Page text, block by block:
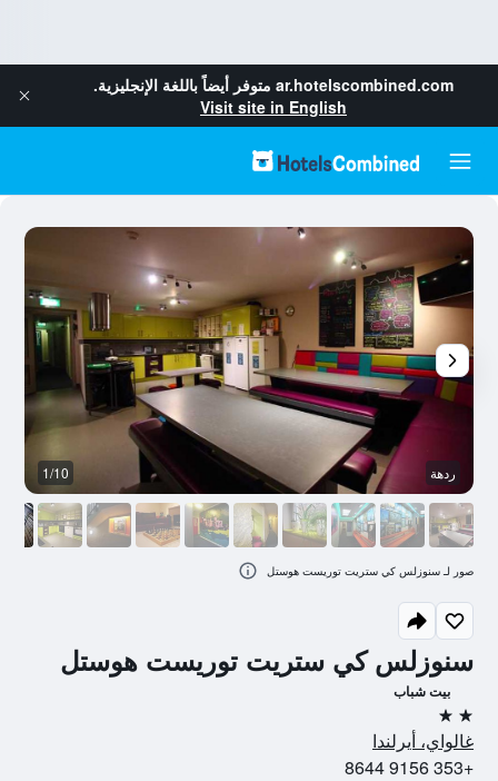
ar.hotelscombined.com متوفر أيضاً باللغة الإنجليزية.
Visit site in English
سنوزلس كي ستريت توريست هوستل
بيت شباب
2 نجمتين
غالواي، أيرلندا
+353 9156 8644
ردهة 1/10
صور لـ سنوزلس كي ستريت توريست هوستل